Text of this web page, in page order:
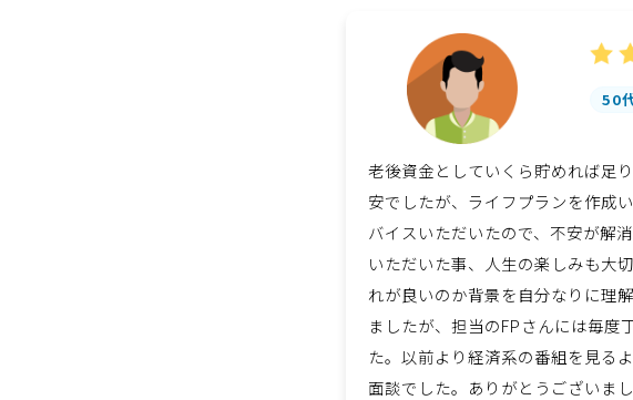
50
老後資金としていくら貯めれば足
安でしたが、ライフプランを作成
バイスいただいたので、不安が解
いただいた事、人生の楽しみも大
れが良いのか背景を自分なりに理
ましたが、担当のFPさんには毎度
た。以前より経済系の番組を見る
面談でした。ありがとうございまし